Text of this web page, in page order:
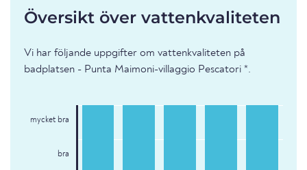
Översikt över vattenkvaliteten
Vi har följande uppgifter om vattenkvaliteten på
badplatsen - Punta Maimoni-villaggio Pescatori *.
mycket bra
bra